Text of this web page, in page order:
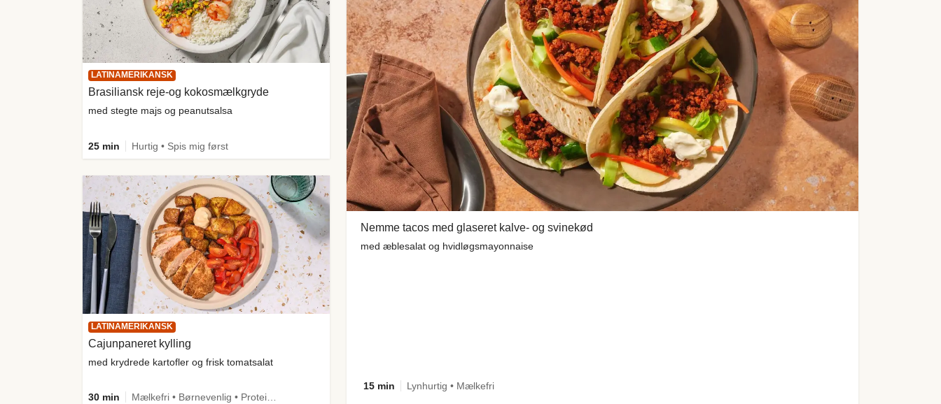
Nemme tacos med glaseret kalve- og svinekød
med æblesalat og hvidløgsmayonnaise
15 min Lynhurtig • Mælkefri
LATINAMERIKANSK
Brasiliansk reje-og kokosmælkgryde
med stegte majs og peanutsalsa
25 min Hurtig • Spis mig først
LATINAMERIKANSK
Cajunpaneret kylling
med krydrede kartofler og frisk tomatsalat
30 min Mælkefri • Børnevenlig • Proteinrig • Mere grønt • Kilde til fiber